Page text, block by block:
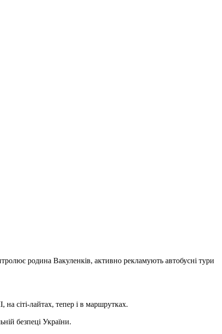
родина Вакуленків, активно рекламують автобусні тури
сіті-лайтах, тепер і в маршрутках.
безпеці України.